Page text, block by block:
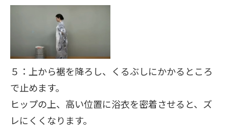
５：上から裾を降ろし、くるぶしにかかるところ
で止めます。
ヒップの上、高い位置に浴衣を密着させると、ズ
レにくくなります。